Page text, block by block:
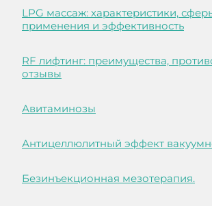
LPG массаж: характеристики,
применения и эффективность
RF лифтинг: преимущества,
отзывы
Авитаминозы
Антицеллюлитный эффект
Безинъекционная мезотерапия.